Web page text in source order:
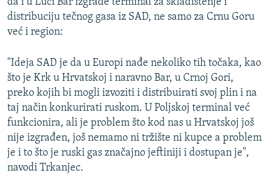
distribuciju tečnog gasa iz SAD, ne samo za Crnu Goru
već i region:
"Ideja SAD je da u Europi nađe nekoliko tih točaka, kao
što je Krk u Hrvatskoj i naravno Bar, u Crnoj Gori,
preko kojih bi mogli izvoziti i distribuirati svoj plin i na
taj način konkurirati ruskom. U Poljskoj terminal već
funkcionira, ali je problem što kod nas u Hrvatskoj još
nije izgrađen, još nemamo ni tržište ni kupce a problem
je i to što je ruski gas značajno jeftiniji i dostupan je",
navodi Trkanjec.